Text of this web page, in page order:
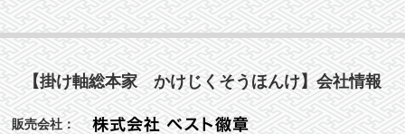
【掛け軸総本家 かけじくそうほんけ】会社情報
販売会社：